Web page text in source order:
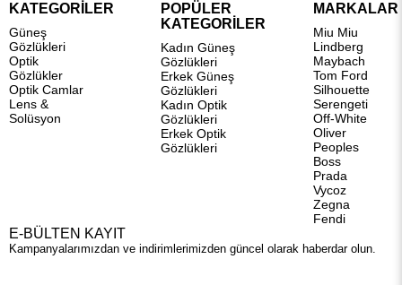
KATEGORİLER
Güneş
Gözlükleri
Optik
Gözlükler
Optik Camlar
Lens &
Solüsyon
POPÜLER
KATEGORİLER
Kadın Güneş
Gözlükleri
Erkek Güneş
Gözlükleri
Kadın Optik
Gözlükleri
Erkek Optik
Gözlükleri
MARKALAR
Miu Miu
Lindberg
Maybach
Tom Ford
Silhouette
Serengeti
Off-White
Oliver
Peoples
Boss
Prada
Vycoz
Zegna
Fendi
E-BÜLTEN KAYIT
Kampanyalarımızdan ve indirimlerimizden güncel olarak haberdar olun.